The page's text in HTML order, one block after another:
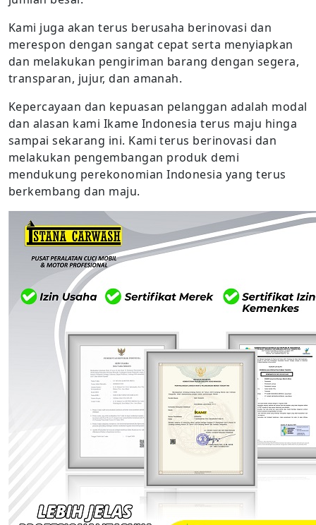
Kami juga akan terus berusaha berinovasi dan
merespon dengan sangat cepat serta menyiapkan
dan melakukan pengiriman barang dengan segera,
transparan, jujur, dan amanah.
Kepercayaan dan kepuasan pelanggan adalah modal
dan alasan kami Ikame Indonesia terus maju hinga
sampai sekarang ini. Kami terus berinovasi dan
melakukan pengembangan produk demi
mendukung perekonomian Indonesia yang terus
berkembang dan maju.